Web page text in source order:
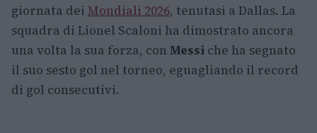
giornata dei Mondiali 2026, tenutasi a Dallas. La
squadra di Lionel Scaloni ha dimostrato ancora
una volta la sua forza, con Messi che ha segnato
il suo sesto gol nel torneo, eguagliando il record
di gol consecutivi.